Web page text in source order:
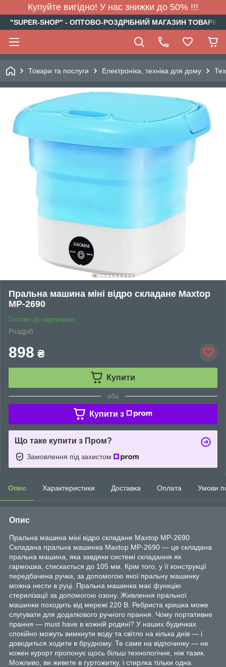
Купуйте вигідно! У нас знижки до 50% !!!
"SUPER-SHOP" - ОПТОВО-РОЗДРІБНИЙ МАГАЗИН
Товари та послуги Електроніка, техніка для дому
Пральна машина міні відро складане Maxtop
MP-2690
Готово до відправки
Роздріб
898 ₴
Купити
або
Купити з
Що таке купити з Пром?
Замовлення під захистом
Опис Характеристики Доставка Оплата Умови
Опис
Пральна машина міні відро складане Maxtop MP-2690
Складана пральна машинка Maxtop MP-2690 — це складана
пральна машина, яка завдяки системі складання як
гармошка, стискається до 105 мм. Крім того, у її конструкції
передбачена ручка, за допомогою якої пральну машинку
можна нести в руці. Пральна машинка має функцію
стерилізації за допомогою озону. Живлення пральної
машинки походить від мережі 220 В. Ребриста кришка може
слугувати для додаткового ручного прання. Чому портативне
прання — must have в кожній родині? У наших будинках
спокійно можуть вимкнути воду та світло на кілька днів — і
доводиться ходити в брудному. Те саме на відпочинку — не
кожен курорт пропонує щось більш технологічне, ніж тазик.
Можливо, ви живете в гуртожитку, і стирлка тільки одна